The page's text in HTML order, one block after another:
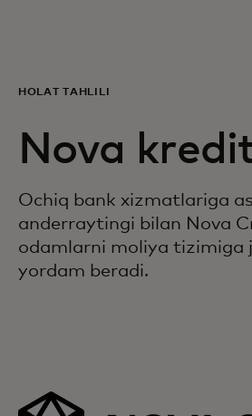
Biznes uchun
Butun dunyo uchun
Innovatorlar uchun
Yangiliklar va trendlar
HOLAT TAHLILI
Nova
Ochiq bank xizmatlariga
anderraytingi bilan Nova
odamlarni moliya tizimiga
yordam beradi.